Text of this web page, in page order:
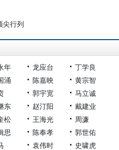
尖行列
年 龙应台
丁学良
涌 陈嘉映
黄宗智
郭宇宽
马立诚
东 赵汀阳
戴建业
松 王海光
周濂
思 陈奉孝
郭世佑
袁伟时 史啸虎